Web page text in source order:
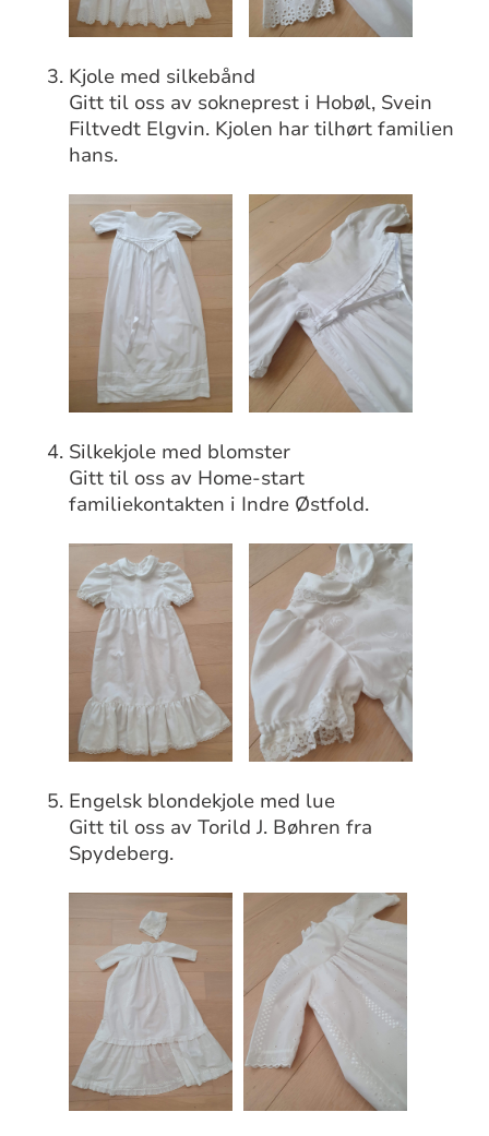
Kjole med silkebånd
Gitt til oss av sokneprest i Hobøl, Svein
Filtvedt Elgvin. Kjolen har tilhørt familien
hans.
Silkekjole med blomster
Gitt til oss av Home-start
familiekontakten i Indre Østfold.
Engelsk blondekjole med lue
Gitt til oss av Torild J. Bøhren fra
Spydeberg.